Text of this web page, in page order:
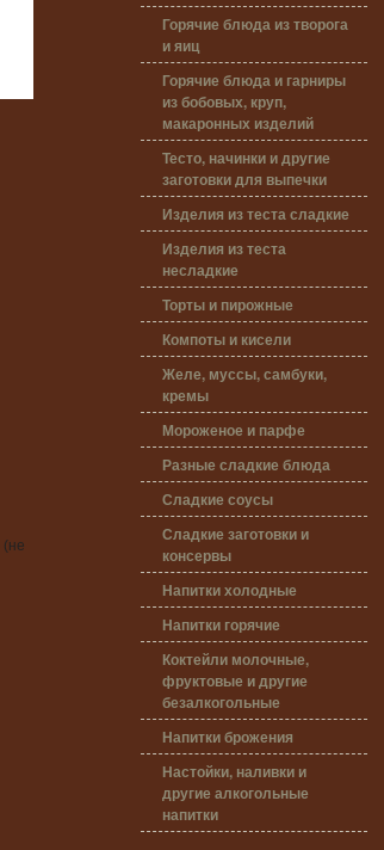
(не
Горячие блюда из творога
и яиц
Горячие блюда и гарниры
из бобовых, круп,
макаронных изделий
Тесто, начинки и другие
заготовки для выпечки
Изделия из теста сладкие
Изделия из теста
несладкие
Торты и пирожные
Компоты и кисели
Желе, муссы, самбуки,
кремы
Мороженое и парфе
Разные сладкие блюда
Сладкие соусы
Сладкие заготовки и
консервы
Напитки холодные
Напитки горячие
Коктейли молочные,
фруктовые и другие
безалкогольные
Напитки брожения
Настойки, наливки и
другие алкогольные
напитки